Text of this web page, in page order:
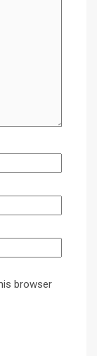
browser